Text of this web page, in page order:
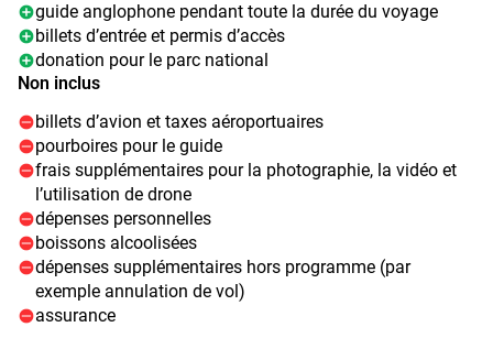
guide anglophone pendant toute la durée du voyage
billets d’entrée et permis d’accès
donation pour le parc national
Non inclus
billets d’avion et taxes aéroportuaires
pourboires pour le guide
frais supplémentaires pour la photographie, la vidéo et
l’utilisation de drone
dépenses personnelles
boissons alcoolisées
dépenses supplémentaires hors programme (par
exemple annulation de vol)
assurance